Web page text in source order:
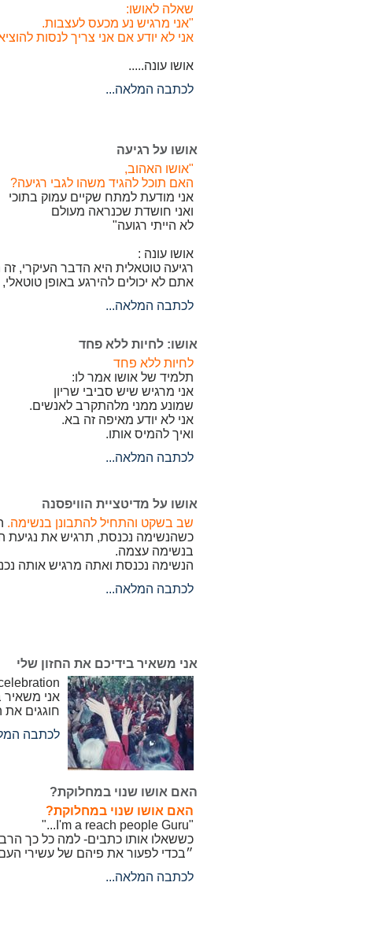
שאלה לאושו:
"אני מרגיש נע מכעס לעצבות.
אני לא יודע אם אני צריך לנסות
אושו עונה.....
לכתבה המלאה...
אושו על רגיעה
"אושו האהוב,
האם תוכל להגיד משהו לגבי רגיעה?
אני מודעת למתח שקיים עמוק בתוכי
ואני חושדת שכנראה מעולם
לא הייתי רגועה"
אושו עונה :
רגיעה טוטאלית היא הדבר העיקרי,
אתם לא יכולים להירגע באופן
לכתבה המלאה...
אושו: לחיות ללא פחד
לחיות ללא פחד
תלמיד של אושו אמר לו:
אני מרגיש שיש סביבי שריון
שמונע ממני מלהתקרב לאנשים.
אני לא יודע מאיפה זה בא.
ואיך להמיס אותו.
לכתבה המלאה...
אושו על מדיטציית הוויפסנה
שב בשקט והתחיל להתבונן בנשימה.
כשהנשימה נכנסת, תרגיש את נגיעת
בנשימה עצמה.
הנשימה נכנסת ואתה מרגיש אותה
לכתבה המלאה...
אני משאיר בידיכם את החזון שלי
אני משאיר
חוגגים את
לכתבה
האם אושו שנוי במחלוקת?
האם אושו שנוי במחלוקת?
"I'm a reach people Guru..."
כששאלו אותו כתבים- למה כל כך
״בכדי לפעור את פיהם של עשירי
לכתבה המלאה...